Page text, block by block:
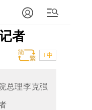
者
T中
总理李克强